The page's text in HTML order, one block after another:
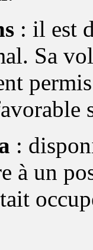
: il est
Sa
:
à un